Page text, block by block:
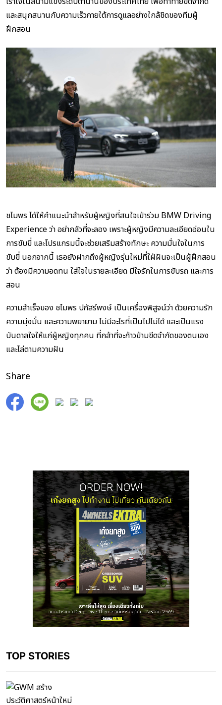
และสนุกสนานกับความเร็วภายใต้การดูแลอย่างใกล้ชิดของทีมผู้
ฝึกสอน
ชไมพร ได้ให้คำแนะนำสำหรับผู้หญิงที่สนใจเข้าร่วม BMW Driving
Experience ว่า อย่ากลัวที่จะลอง เพราะผู้หญิงมีความละเอียดอ่อนใน
การขับขี่ และโปรแกรมนี้จะช่วยเสริมสร้างทักษะ ความมั่นใจในการ
ขับขี่ นอกจากนี้ เธอยังฝากถึงผู้หญิงรุ่นใหม่ที่ใฝ่ฝันจะเป็นผู้ฝึกสอน
ว่า ต้องมีความอดทน ใส่ใจในรายละเอียด มีใจรักในการขับรถ และการ
สอน
ความสำเร็จของ ชไมพร ปภัสร์พงษ์ เป็นเครื่องพิสูจน์ว่า ด้วยความรัก
ความมุ่งมั่น และความพยายาม ไม่มีอะไรที่เป็นไปไม่ได้ และเป็นแรง
บันดาลใจให้แก่ผู้หญิงทุกคน ที่กล้าที่จะก้าวข้ามขีดจำกัดของตนเอง
และไล่ตามความฝัน
Share
TOP STORIES